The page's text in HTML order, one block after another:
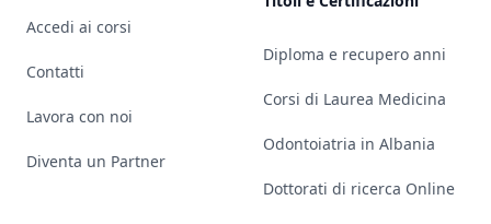
Accedi ai corsi
Contatti
Lavora con noi
Diventa un Partner
Diploma e recupero anni
Corsi di Laurea Medicina
Odontoiatria in Albania
Dottorati di ricerca Online